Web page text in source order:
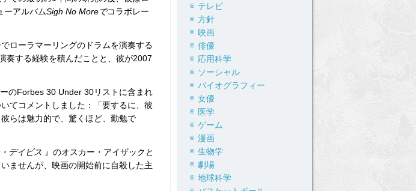
ーアルバムSigh No Moreでコラボレー
ローラマーリングのドラムを演奏する
奏する経験を積んだことと、彼が2007
のForbes 30 Under 30リストに含まれ
てコメントしました：「要するに、彼
らは魅力的で、驚くほど、勤勉で
デイビス 』のオスカー・アイザックと
ませんが、映画の開始前に自殺した主
テレビ
方針
映画
俳優
応用科学
ソーシャル
バイオグラフィー
女優
医学
ゲーム
漫画
生物学
劇場
地球科学